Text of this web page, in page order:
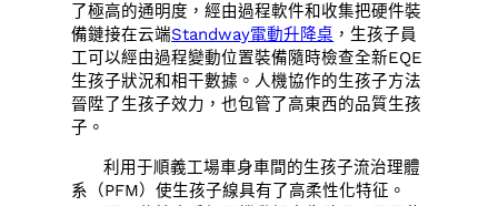
了極高的通明度，經由過程軟件和收集把硬件裝
備鏈接在云端Standway電動升降桌 ，生孩子員
工可以經由過程變動位置裝備隨時檢查全新EQE
生孩子狀況和相干數據。人機協作的生孩子方法
晉陞了生孩子效力，也包管了高東西的品質生孩
子。
利用于順義工場車身車間的生孩子流治理體
系（PFM）使生孩子線具有了高柔性化特征。